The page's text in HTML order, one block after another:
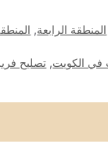
المنطقة الرابعة,
في الكويت, تصليح